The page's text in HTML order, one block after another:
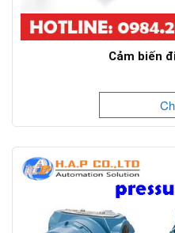
Cảm biến